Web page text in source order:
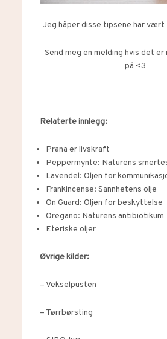
Jeg håper disse tipsene har
Send meg en melding hvis det er
på <3
Relaterte innlegg:
Prana er livskraft
Peppermynte: Naturens
Lavendel: Oljen for
Frankincense: Sannhetens olje
On Guard: Oljen for beskyttelse
Oregano: Naturens antibiotikum
Eteriske oljer
Øvrige kilder:
–Vekselpusten
– Tørrbørsting